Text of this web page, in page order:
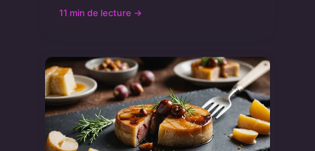
11 min de lecture →